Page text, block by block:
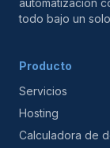
automatización
todo bajo un
Producto
Servicios
Hosting
Calculadora de